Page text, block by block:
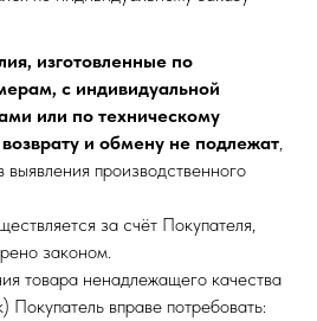
изготовленные по
с индивидуальной
или по техническому
и обмену не подлежат,
производственного
за счёт Покупателя,
законом.
товара ненадлежащего качества
Покупатель вправе потребовать: